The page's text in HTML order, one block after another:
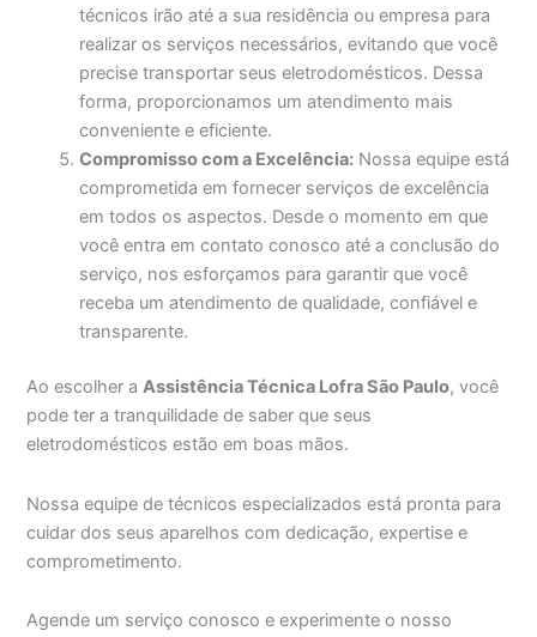
técnicos irão até a sua residência ou empresa para
realizar os serviços necessários, evitando que você
precise transportar seus eletrodomésticos. Dessa
forma, proporcionamos um atendimento mais
conveniente e eficiente.
Compromisso com a Excelência: Nossa equipe está
comprometida em fornecer serviços de excelência
em todos os aspectos. Desde o momento em que
você entra em contato conosco até a conclusão do
serviço, nos esforçamos para garantir que você
receba um atendimento de qualidade, confiável e
transparente.
Ao escolher aAssistência Técnica Lofra São Paulo, você
pode ter a tranquilidade de saber que seus
eletrodomésticos estão em boas mãos.
Nossa equipe de técnicos especializados está pronta para
cuidar dos seus aparelhos com dedicação, expertise e
comprometimento.
Agende um serviço conosco e experimente o nosso